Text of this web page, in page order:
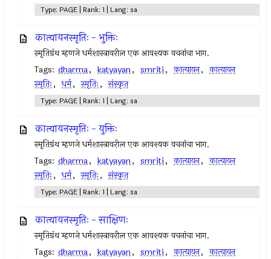
Type: PAGE | Rank: 1 | Lang: sa
कात्यायनस्मृतिः - भुक्तिः
स्मृतिग्रंथ म्हणजे धर्मशास्त्रावरील एक आवश्यक वचनांचा भाग.
Tags: dharma, katyayan, smriti, कात्यायन, कात्यायन
स्मृतिः, धर्म, स्मृतिः, संस्कृत
Type: PAGE | Rank: 1 | Lang: sa
कात्यायनस्मृतिः - युक्तिः
स्मृतिग्रंथ म्हणजे धर्मशास्त्रावरील एक आवश्यक वचनांचा भाग.
Tags: dharma, katyayan, smriti, कात्यायन, कात्यायन
स्मृतिः, धर्म, स्मृतिः, संस्कृत
Type: PAGE | Rank: 1 | Lang: sa
कात्यायनस्मृतिः - साक्षिणः
स्मृतिग्रंथ म्हणजे धर्मशास्त्रावरील एक आवश्यक वचनांचा भाग.
Tags: dharma, katyayan, smriti, कात्यायन, कात्यायन